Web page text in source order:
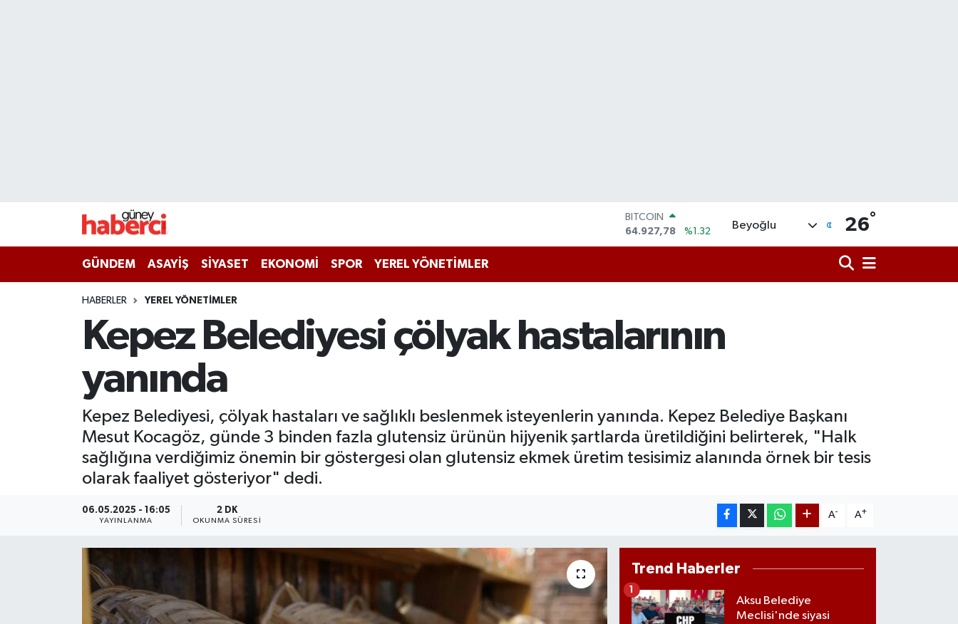
64.927,78
DOLAR
STERLİN
6527.85
%0.54
BİST100
Beyoğlu 26°
GÜNDEM ASAYİŞ SİYASET EKONOMİ SPOR YEREL YÖNETİMLER
HABERLER YEREL YÖNETİMLER
Kepez Belediyesi çölyak hastalarının
yanında
Kepez Belediyesi, çölyak hastaları ve sağlıklı beslenmek isteyenlerin yanında. Kepez Belediye Başkanı
Mesut Kocagöz, günde 3 binden fazla glutensiz ürünün hijyenik şartlarda üretildiğini belirterek, "Halk
sağlığına verdiğimiz önemin bir göstergesi olan glutensiz ekmek üretim tesisimiz alanında örnek bir tesis
olarak faaliyet gösteriyor" dedi.
06.05.2025 - 16:05
YAYINLANMA
2 DK
OKUNMA SÜRESI
A- A+
Trend Haberler
Aksu Belediye
Meclisi'nde siyasi
1
Haber Arşivi